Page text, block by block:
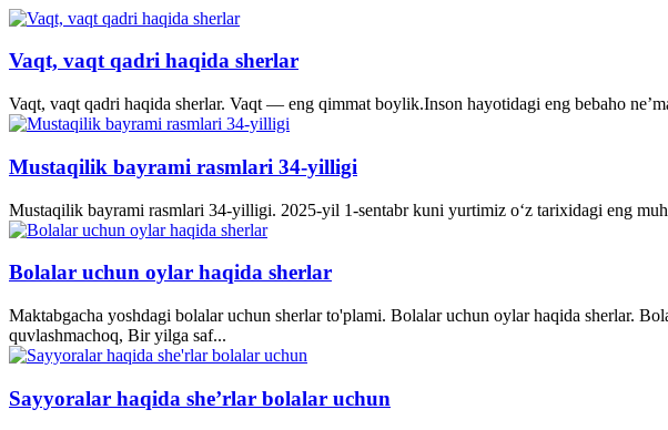
Vaqt, vaqt qadri haqida sherlar
Vaqt, vaqt qadri haqida sherlar. Vaqt — eng qimmat boylik.Inson hayotidagi eng bebaho
Mustaqilik bayrami rasmlari 34-yilligi
Mustaqilik bayrami rasmlari 34-yilligi. 2025-yil 1-sentabr kuni yurtimiz o‘z tarixidagi eng
Bolalar uchun oylar haqida sherlar
Maktabgacha yoshdagi bolalar uchun sherlar to'plami. Bolalar uchun oylar haqida sherlar.
quvlashmachoq, Bir yilga saf...
Sayyoralar haqida she’rlar bolalar uchun